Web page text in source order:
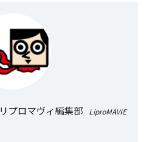
リプロマヴィ編集部
LiproMAVIE